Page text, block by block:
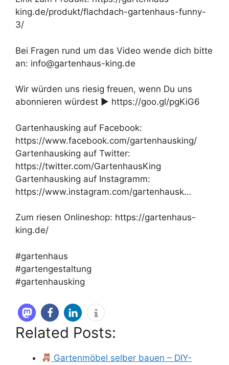
king.de/produkt/flachdach-gartenhaus-funny-
3/
Bei Fragen rund um das Video wende dich bitte
an: info@gartenhaus-king.de
Wir würden uns riesig freuen, wenn Du uns
abonnieren würdest ► https://goo.gl/pgKiG6
Gartenhausking auf Facebook:
https://www.facebook.com/gartenhausking/
Gartenhausking auf Twitter:
https://twitter.com/GartenhausKing
Gartenhausking auf Instagramm:
https://www.instagram.com/gartenhausk…
Zum riesen Onlineshop: https://gartenhaus-
king.de/
#gartenhaus
#gartengestaltung
#gartenhausking
Related Posts:
Gartenmöbel selber bauen – DIY-